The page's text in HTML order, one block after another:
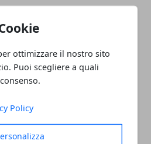
ottimizzare il nostro sito
Puoi scegliere a quali
Policy